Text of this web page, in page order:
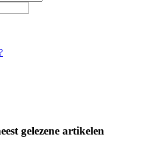
gelezene artikelen